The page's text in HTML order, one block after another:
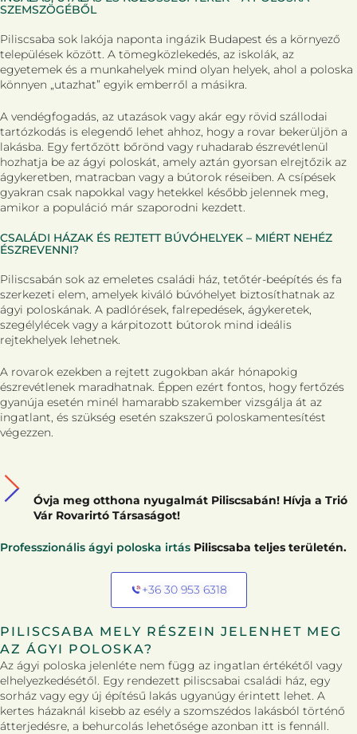
SZEMSZÖGÉBŐL
Piliscsaba sok lakója naponta ingázik Budapest és a környező
települések között. A tömegközlekedés, az iskolák, az
egyetemek és a munkahelyek mind olyan helyek, ahol a poloska
könnyen „utazhat” egyik emberről a másikra.
A vendégfogadás, az utazások vagy akár egy rövid szállodai
tartózkodás is elegendő lehet ahhoz, hogy a rovar bekerüljön a
lakásba. Egy fertőzött bőrönd vagy ruhadarab észrevétlenül
hozhatja be az ágyi poloskát, amely aztán gyorsan elrejtőzik az
ágykeretben, matracban vagy a bútorok réseiben. A csípések
gyakran csak napokkal vagy hetekkel később jelennek meg,
amikor a populáció már szaporodni kezdett.
CSALÁDI HÁZAK ÉS REJTETT BÚVÓHELYEK – MIÉRT NEHÉZ
ÉSZREVENNI?
Piliscsabán sok az emeletes családi ház, tetőtér-beépítés és fa
szerkezeti elem, amelyek kiváló búvóhelyet biztosíthatnak az
ágyi poloskának. A padlórések, falrepedések, ágykeretek,
szegélylécek vagy a kárpitozott bútorok mind ideális
rejtekhelyek lehetnek.
A rovarok ezekben a rejtett zugokban akár hónapokig
észrevétlenek maradhatnak. Éppen ezért fontos, hogy fertőzés
gyanúja esetén minél hamarabb szakember vizsgálja át az
ingatlant, és szükség esetén szakszerű poloskamentesítést
végezzen.
Óvja meg otthona nyugalmát Piliscsabán! Hívja a Trió
Vár Rovarirtó Társaságot!
Professzionális ágyi poloska irtás Piliscsaba teljes területén.
+36 30 953 6318
PILISCSABA MELY RÉSZEIN JELENHET MEG
AZ ÁGYI POLOSKA?
Az ágyi poloska jelenléte nem függ az ingatlan értékétől vagy
elhelyezkedésétől. Egy rendezett piliscsabai családi ház, egy
sorház vagy egy új építésű lakás ugyanúgy érintett lehet. A
kertes házaknál kisebb az esély a szomszédos lakásból történő
átterjedésre, a behurcolás lehetősége azonban itt is fennáll.